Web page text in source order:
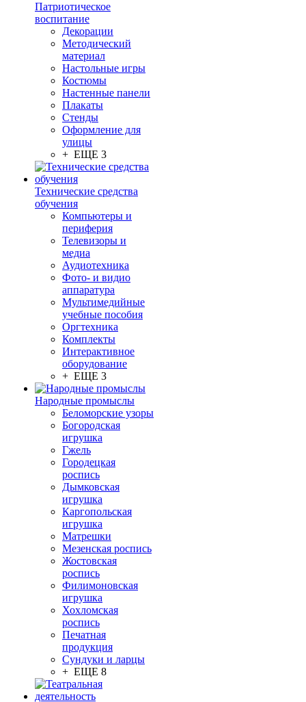
Патриотическое
воспитание
Декорации
Методический
материал
Настольные игры
Костюмы
Настенные панели
Плакаты
Стенды
Оформление для
улицы
+ ЕЩЕ 3
Технические средства
обучения
Компьютеры и
периферия
Телевизоры и
медиа
Аудиотехника
Фото- и видио
аппаратура
Мультимедийные
учебные пособия
Оргтехника
Комплекты
Интерактивное
оборудование
+ ЕЩЕ 3
Народные промыслы
Беломорские узоры
Богородская
игрушка
Гжель
Городецкая
роспись
Дымковская
игрушка
Каргопольская
игрушка
Матрешки
Мезенская роспись
Жостовская
роспись
Филимоновская
игрушка
Хохломская
роспись
Печатная
продукция
Сундуки и ларцы
+ ЕЩЕ 8